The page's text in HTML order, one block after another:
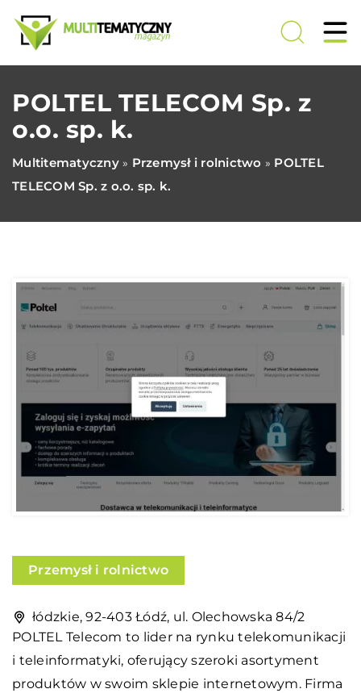
POLTEL TELECOM Sp. z
o.o. sp. k.
Multitematyczny» Przemysł i rolnictwo » POLTEL
TELECOM Sp. z o.o. sp. k.
Przemysł i rolnictwo
łódzkie, 92-403 Łódź, ul. Olechowska 84/2
POLTELTelecom to lider na rynku telekomunikacji
i teleinformatyki, oferujący szeroki asortyment
produktów w swoim sklepie internetowym. Firma